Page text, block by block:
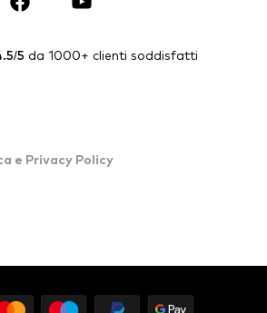
5 da 1000+ clienti soddisfatti
e Privacy Policy